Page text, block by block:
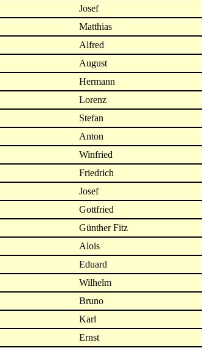
Josef
Matthias
Alfred
August
Hermann
Lorenz
Stefan
Anton
Winfried
Friedrich
Josef
Gottfried
Günther Fitz
Alois
Eduard
Wilhelm
Bruno
Karl
Ernst